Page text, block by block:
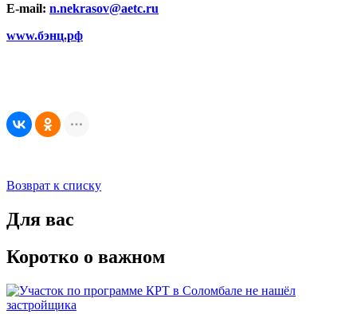
E-mail: n.nekrasov@aetc.ru
www.бэнц.рф
Возврат к списку
Для вас
Коротко о важном